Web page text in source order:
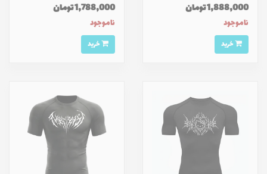
1,888,000 تومان
ناموجود
1,788,000 تومان
ناموجود